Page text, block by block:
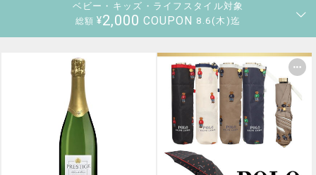
ベビー・キッズ・ライフスタイル対象
総額 ¥2,000 COUPON 8.6(木)迄